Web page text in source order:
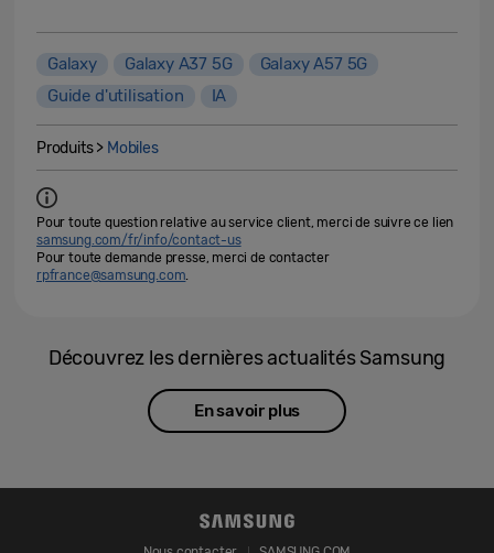
Galaxy Galaxy A37 5G
Galaxy A57 5G
Guide d'utilisation
IA
Produits > Mobiles
Pour toute question relative au service client, merci de suivre ce lien
samsung.com/fr/info/contact-us
Pour toute demande presse, merci de contacter
rpfrance@samsung.com.
Découvrez les dernières actualités Samsung
En savoir plus